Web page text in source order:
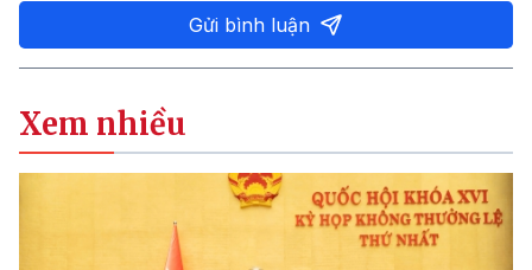
Gửi bình luận
Xem nhiều